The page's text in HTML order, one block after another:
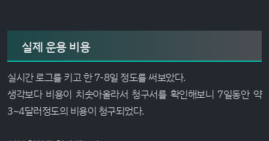
실제 운용 비용
실시간 로그를 키고 한 7-8일 정도를 써보았다.
생각보다 비용이 치솟아올라서 청구서를 확인해보니 7일동안 약
3~4달러정도의 비용이 청구되었다.